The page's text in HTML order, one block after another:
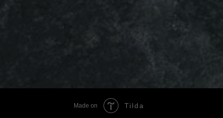
Made on Tilda